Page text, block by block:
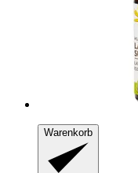
Warenkorb